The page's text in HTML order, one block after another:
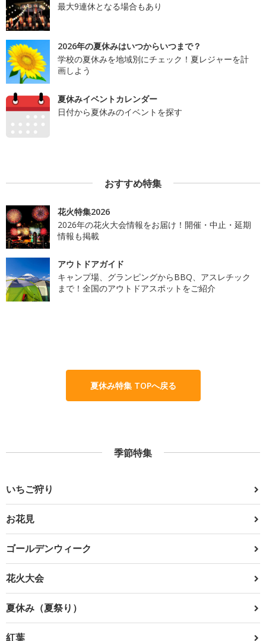
最大9連休となる場合もあり
2026年の夏休みはいつからいつまで？
学校の夏休みを地域別にチェック！夏レジャーを計
画しよう
夏休みイベントカレンダー
日付から夏休みのイベントを探す
おすすめ特集
花火特集2026
2026年の花火大会情報をお届け！開催・中止・延期
情報も掲載
アウトドアガイド
キャンプ場、グランピングからBBQ、アスレチック
まで！全国のアウトドアスポットをご紹介
夏休み特集 TOPへ戻る
季節特集
いちご狩り
お花見
ゴールデンウィーク
花火大会
夏休み（夏祭り）
紅葉